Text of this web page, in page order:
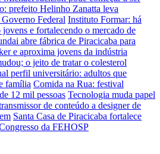
prefeito Helinho Zanatta leva
Federal Instituto Formar: há
jovens e fortalecendo o mercado de
abre fábrica de Piracicaba para
e aproxima jovens da indústria
o jeito de tratar o colesterol
perfil universitário: adultos que
família Comida na Rua: festival
12 mil pessoas Tecnologia muda papel
de conteúdo a designer de
Santa Casa de Piracicaba fortalece
da FEHOSP